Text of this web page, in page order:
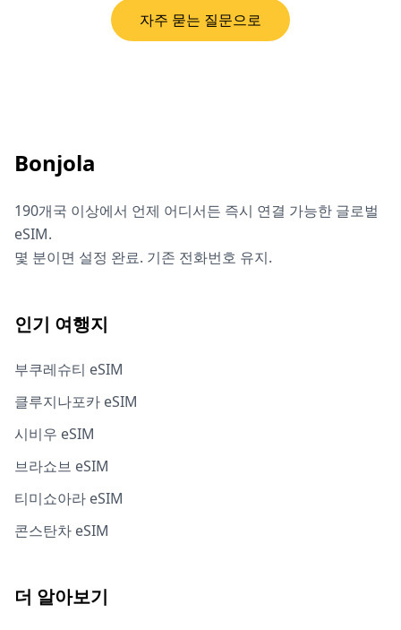
자주 묻는 질문으로
Bonjola
190개국 이상에서 언제 어디서든 즉시 연결 가능한 글로벌
eSIM.
몇 분이면 설정 완료. 기존 전화번호 유지.
인기 여행지
부쿠레슈티 eSIM
클루지나포카 eSIM
시비우 eSIM
브라쇼브 eSIM
티미쇼아라 eSIM
콘스탄차 eSIM
더 알아보기